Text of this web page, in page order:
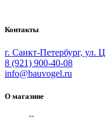
Контакты
г. Санкт-Петербург, ул.
8 (921) 900-40-08
info@bauvogel.ru
О магазине